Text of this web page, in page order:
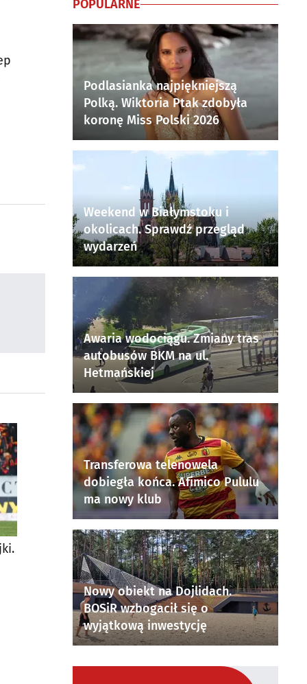
POPULARNE
Podlasianka najpiękniejszą
Polką. Wiktoria Ptak zdobyła
koronę Miss Polski 2026
Weekend w Białymstoku i
okolicach. Sprawdź przegląd
wydarzeń
Awaria wodociągu. Zmiany tras
autobusów BKM na ul.
Hetmańskiej
Transferowa telenowela
dobiegła końca. Afimico Pululu
ma nowy klub
Nowy obiekt na Dojlidach.
BOSiR wzbogacił się o
wyjątkową inwestycję